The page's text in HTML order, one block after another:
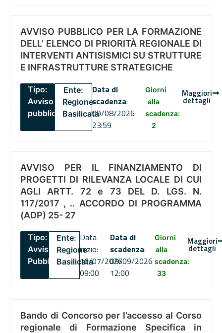
AVVISO PUBBLICO PER LA FORMAZIONE
DELL’ ELENCO DI PRIORITÀ REGIONALE DI
INTERVENTI ANTISISMICI SU STRUTTURE
E INFRASTRUTTURE STRATEGICHE
Tipo:
Avviso
pubblico
Ente:
Regione
Basilicata
Data di
scadenza:
09/08/2026
23:59
Giorni
alla
scadenza:
2
Maggiori
dettagli
AVVISO PER IL FINANZIAMENTO DI
PROGETTI DI RILEVANZA LOCALE DI CUI
AGLI ARTT. 72 e 73 DEL D. LGS. N.
117/2017 , .. ACCORDO DI PROGRAMMA
(ADP) 25- 27
Tipo:
Avviso
Pubblico
Ente:
Regione
Basilicata
Data
inizio:
16/07/2026
09:00
Data di
scadenza:
09/09/2026
12:00
Giorni
alla
scadenza:
33
Maggiori
dettagli
Bando di Concorso per l’accesso al Corso
regionale di Formazione Specifica in